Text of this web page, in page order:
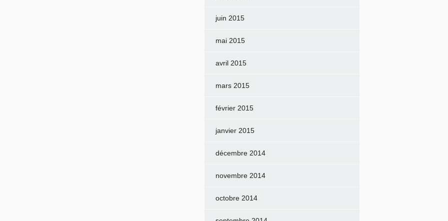
juin 2015
mai 2015
avril 2015
mars 2015
février 2015
janvier 2015
décembre 2014
novembre 2014
octobre 2014